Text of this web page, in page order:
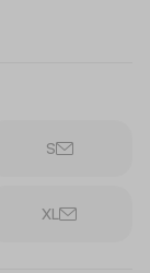
S
XL